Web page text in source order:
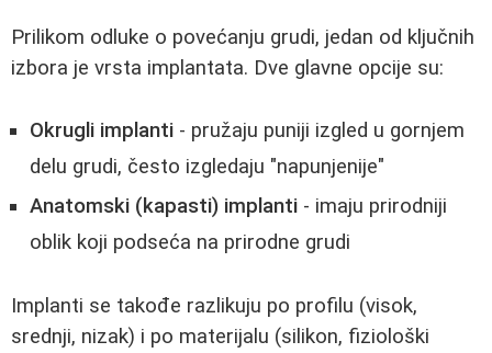
Prilikom odluke o povećanju grudi, jedan od ključnih
izbora je vrsta implantata. Dve glavne opcije su:
Okrugli implanti - pružaju puniji izgled u gornjem
delu grudi, često izgledaju "napunjenije"
Anatomski (kapasti) implanti - imaju prirodniji
oblik koji podseća na prirodne grudi
Implanti se takođe razlikuju po profilu (visok,
srednji, nizak) i po materijalu (silikon, fiziološki